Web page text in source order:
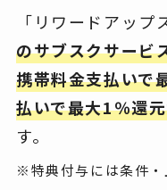
「リワードアッ
のサブスクサービ
携帯料金支払いで
払いで最大1％還
す。
※特典付与には条件・